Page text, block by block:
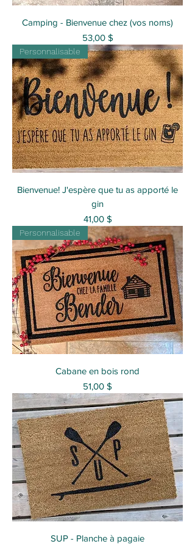
Camping - Bienvenue chez (vos noms)
Prix
53,00 $
Personnalisable
Bienvenue! J'espère que tu as apporté le
gin
Prix
41,00 $
Personnalisable
Cabane en bois rond
Prix
51,00 $
SUP - Planche à pagaie